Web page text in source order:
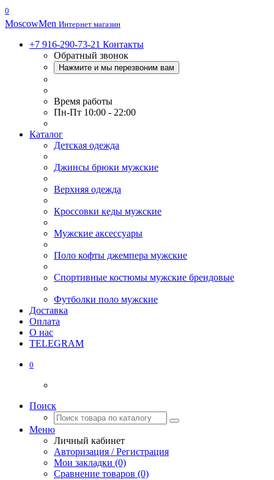
0
MoscowMen Интернет магазин
+7 916-290-73-21 Контакты
Обратный звонок
Нажмите и мы перезвоним вам
Время работы
Пн-Пт 10:00 - 22:00
Каталог
Детская одежда
Джинсы брюки мужские
Верхняя одежда
Кроссовки кеды мужские
Мужские аксессуары
Поло кофты джемпера мужские
Спортивные костюмы мужские брендовые
Футболки поло мужские
Доставка
Оплата
О нас
TELEGRAM
0
Поиск
Меню
Личный кабинет
Авторизация / Регистрация
Мои закладки (0)
Сравнение товаров (0)